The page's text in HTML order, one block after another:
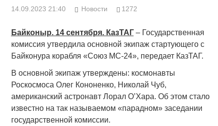
14.09.2023 21:40 Новости 1272
Байконыр. 14 сентября. КазТАГ– Государственная
комиссия утвердила основной экипаж стартующего с
Байконура корабля «Союз МС-24», передает КазТАГ.
В основной экипаж утверждены: космонавты
Роскосмоса Олег Кононенко, Николай Чуб,
американский астронавт Лорал О’Хара. Об этом стало
известно на так называемом «парадном» заседании
государственной комиссии.